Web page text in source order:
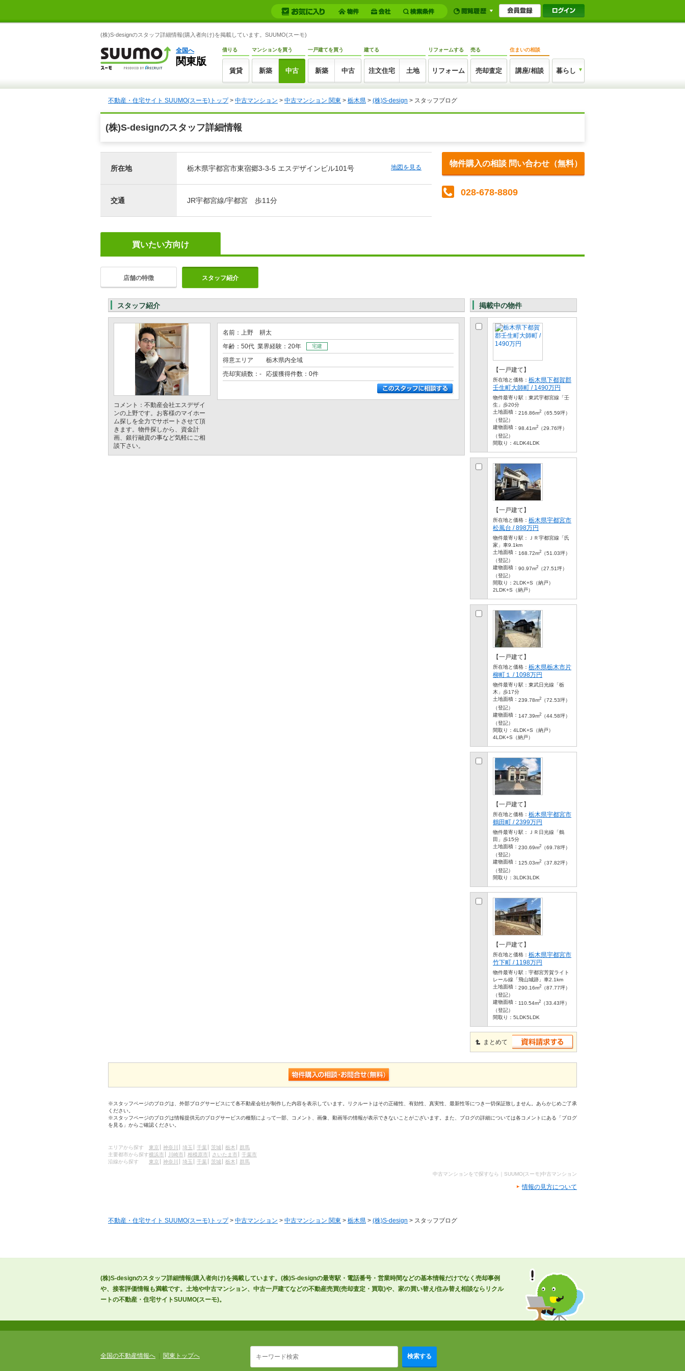
(株)S-designのスタッフ詳細情報(購入者向け)を掲載しています。SUUMO(スーモ)
全国へ
関東版
借りる
賃貸
マンションを買う
新築 中古
一戸建てを買う
新築 中古
建てる
注文住宅 土地
リフォームする
リフォーム
売る
売却査定
住まいの相談
講座/相談 暮らし
不動産・住宅サイト SUUMO(スーモ)トップ> 中古マンション > 中古マンション 関東 > 栃木県 > (株)S-design > スタッフブログ
(株)S-designのスタッフ詳細情報
所在地 栃木県宇都宮市東宿郷3-3-5 エスデザインビル101号 地図を見る
交通 JR宇都宮線/宇都宮 歩11分
物件購入の相談 問い合わせ（無料）
028-678-8809
買いたい方向け
店舗の特徴 スタッフ紹介
スタッフ紹介
コメント：不動産会社エスデザイ
ンの上野です。お客様のマイホー
ム探しを全力でサポートさせて頂
きます。物件探しから、資金計
画、銀行融資の事など気軽にご相
談下さい。
名前：上野 耕太
年齢：50代 業界経験：20年
宅建
得意エリア
栃木県内全域
売却実績数：- 応援獲得件数：0件
掲載中の物件
【一戸建て】
所在地と価格： 栃木県下都賀郡
壬生町大師町 / 1490万円
物件最寄り駅： 東武宇都宮線「壬
生」歩20分
土地面積： 216.86m2 （65.59坪）
（登記）
建物面積： 98.41m2 （29.76坪）
（登記）
間取り： 4LDK4LDK
【一戸建て】
所在地と価格： 栃木県宇都宮市
松風台 / 898万円
物件最寄り駅：
ＪＲ宇都宮線「氏
家」車9.1km
土地面積： 168.72m2 （51.03坪）
（登記）
建物面積： 90.97m2 （27.51坪）
（登記）
間取り： 2LDK+S（納戸）
2LDK+S（納戸）
【一戸建て】
所在地と価格： 栃木県栃木市片
柳町１ / 1098万円
物件最寄り駅： 東武日光線「栃
木」歩17分
土地面積： 239.78m2 （72.53坪）
（登記）
建物面積： 147.39m2 （44.58坪）
（登記）
間取り： 4LDK+S（納戸）
4LDK+S（納戸）
【一戸建て】
所在地と価格： 栃木県宇都宮市
鶴田町 / 2399万円
物件最寄り駅：
ＪＲ日光線「鶴
田」歩15分
土地面積： 230.69m2 （69.78坪）
（登記）
建物面積： 125.03m2 （37.82坪）
（登記）
間取り： 3LDK3LDK
【一戸建て】
所在地と価格： 栃木県宇都宮市
竹下町 / 1198万円
物件最寄り駅： 宇都宮芳賀ライト
レール線「飛山城跡」車2.1km
土地面積： 290.16m2 （87.77坪）
（登記）
建物面積： 110.54m2 （33.43坪）
（登記）
間取り： 5LDK5LDK
まとめて
※スタッフページのブログは、外部ブログサービスにて各不動産会社が制作した内容を表示しています。リクルートはその正確性、有効性、真実性、最新性等につき一切保証致しません。あらかじめご了承
ください。
※スタッフページのブログは情報提供元のブログサービスの種類によって一部、コメント、画像、動画等の情報が表示できないことがございます。また、ブログの詳細については各コメントにある「ブログ
を見る」からご確認ください。
エリアから探す 東京 神奈川 埼玉 千葉 茨城 栃木
群馬
主要都市から探す横浜市 川崎市 相模原市 さいたま市
千葉市
沿線から探す
東京 神奈川 埼玉 千葉 茨城 栃木 群馬
中古マンションをで探すなら｜SUUMO(スーモ)中古マンション
情報の見方について
不動産・住宅サイト SUUMO(スーモ)トップ> 中古マンション > 中古マンション 関東 > 栃木県 > (株)S-design > スタッフブログ
(株)S-designのスタッフ詳細情報(購入者向け)を掲載しています。(株)S-designの最寄駅・電話番号・営業時間などの基本情報だけでなく売却事例
や、接客評価情報も満載です。土地や中古マンション、中古一戸建てなどの不動産売買(売却査定・買取)や、家の買い替え/住み替え相談ならリクル
ートの不動産・住宅サイトSUUMO(スーモ)。
全国の不動産情報へ 関東トップへ 検索する